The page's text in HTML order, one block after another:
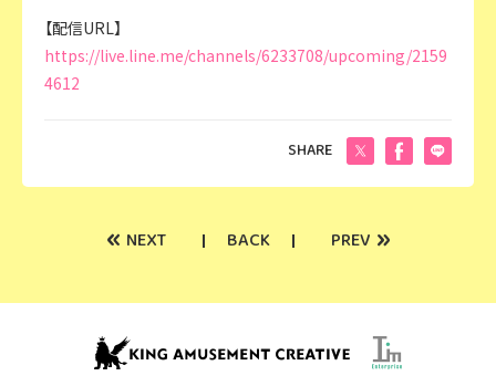
【配信URL】
https://live.line.me/channels/6233708/upcoming/2159
4612
SHARE
« NEXT BACK PREV »